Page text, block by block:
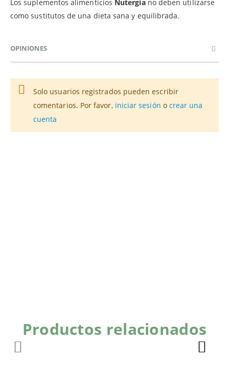
Los suplementos alimenticios Nutergiano deben utilizarse
como sustitutos de una dieta sana y equilibrada.
OPINIONES
Solo usuarios registrados pueden escribir
comentarios. Por favor, iniciar sesión o crear una
cuenta
Productos relacionados